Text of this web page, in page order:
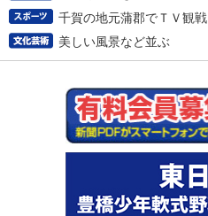
千賀の地元蒲郡でＴＶ観戦
美しい風景など並ぶ